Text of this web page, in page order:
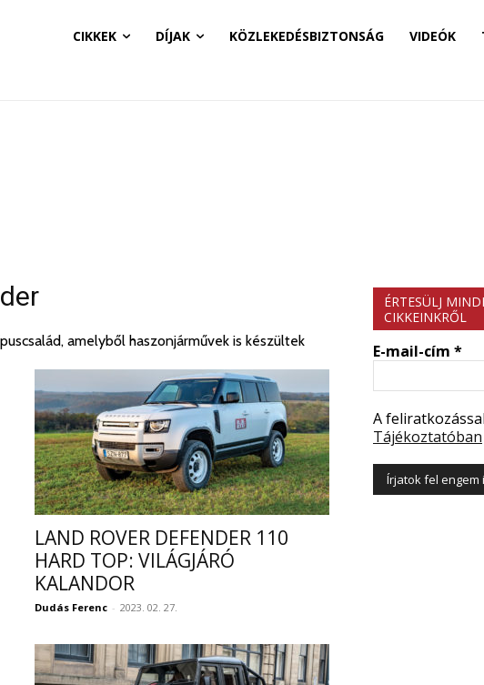
CIKKEK DÍJAK KÖZLEKEDÉSBIZTONSÁG VIDEÓK
amelyből haszonjárművek is készültek
LAND ROVER DEFENDER 110
HARD TOP: VILÁGJÁRÓ
KALANDOR
Dudás Ferenc - 2023. 02. 27.
ÉRTESÜLJ
CIKKEINKRŐL
E-mail-cím *
A
Tájékoztatóban